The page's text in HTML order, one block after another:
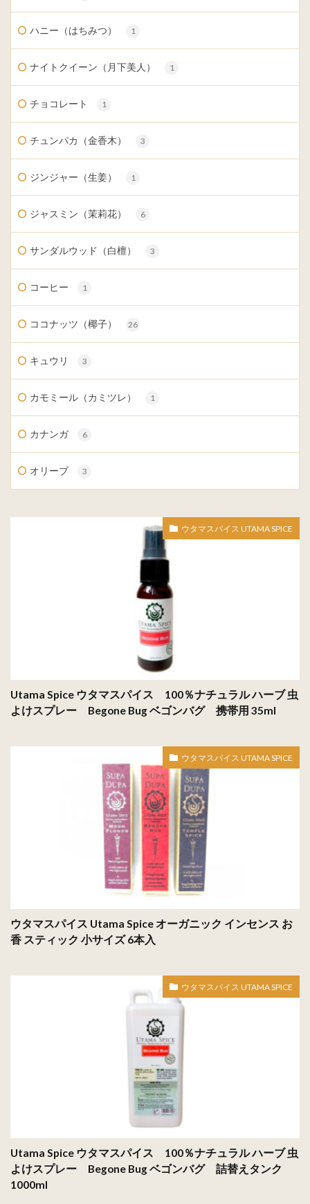
ハニー（はちみつ） 1
ナイトクイーン（月下美人） 1
チョコレート 1
チュンパカ（金香木） 3
ジンジャー（生姜） 1
ジャスミン（茉莉花） 6
サンダルウッド（白檀） 3
コーヒー 1
ココナッツ（椰子） 26
キュウリ 3
カモミール（カミツレ） 1
カナンガ 6
オリーブ 3
ウタマスパイス UTAMA SPICE
Utama Spice ウタマスパイス 100％ナチュラル ハーブ 虫
よけスプレー Begone Bug ベゴンバグ 携帯用 35ml
ウタマスパイス UTAMA SPICE
ウタマスパイス Utama Spice オーガニック インセンス お
香 スティック 小サイズ 6本入
ウタマスパイス UTAMA SPICE
Utama Spice ウタマスパイス 100％ナチュラル ハーブ 虫
よけスプレー Begone Bug ベゴンバグ 詰替えタンク
1000ml